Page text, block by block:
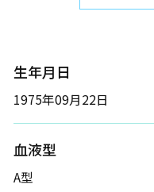
生年月日
1975年09月22日
血液型
A型